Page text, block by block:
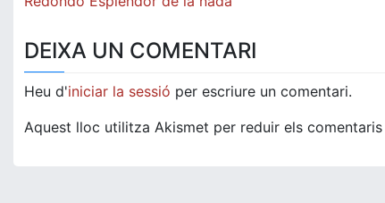
DEIXA UN COMENTARI
Heu d'iniciar la sessió per escriure un comentari.
Aquest lloc utilitza Akismet per reduir els comentaris